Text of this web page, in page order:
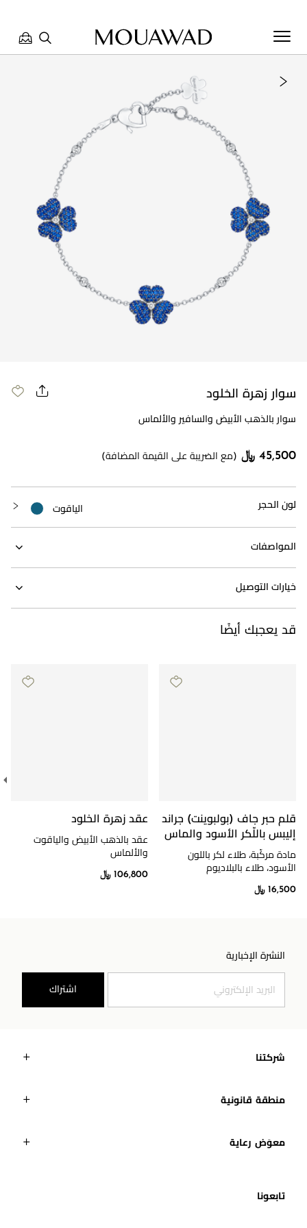
سوار زهرة الخلود
سوار بالذهب الأبيض والسافير والألماس
45,500 ﷼ (مع الضريبة على القيمة المضافة)
لون الحجر الياقوت
المواصفات
خيارات التوصيل
قد يعجبك أيضًا
قلم حبر جاف (بولبوينت) جراند
إليبس باللّكر الأسود والماس
مادة مركّبة، طلاء لكر باللون
الأسود، طلاء بالبلاديوم
16,500 ﷼
عقد زهرة الخلود
عقد بالذهب الأبيض والياقوت
والألماس
106,800 ﷼
النشرة الإخبارية
اشتراك
شركتنا
منطقة قانونية
معوَض رعاية
تابعونا​
مرحبا بكم في معوّض. كيف يمكننا مساعدتك؟ الرجاء تحديد أحد
تواصل معنا
العثور على متجر
حجز موعد